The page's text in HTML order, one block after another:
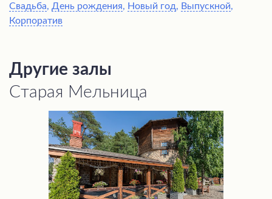
Свадьба, День рождения, Новый год, Выпускной,
Корпоратив
Другие залы
Старая Мельница